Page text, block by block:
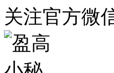
关注官方微